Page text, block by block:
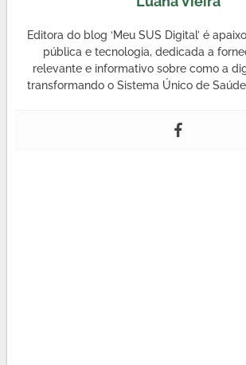
Editora do blog ‘Meu SUS Digital’ é
pública e tecnologia, dedicada a
relevante e informativo sobre como a
transformando o Sistema Único de Saúde